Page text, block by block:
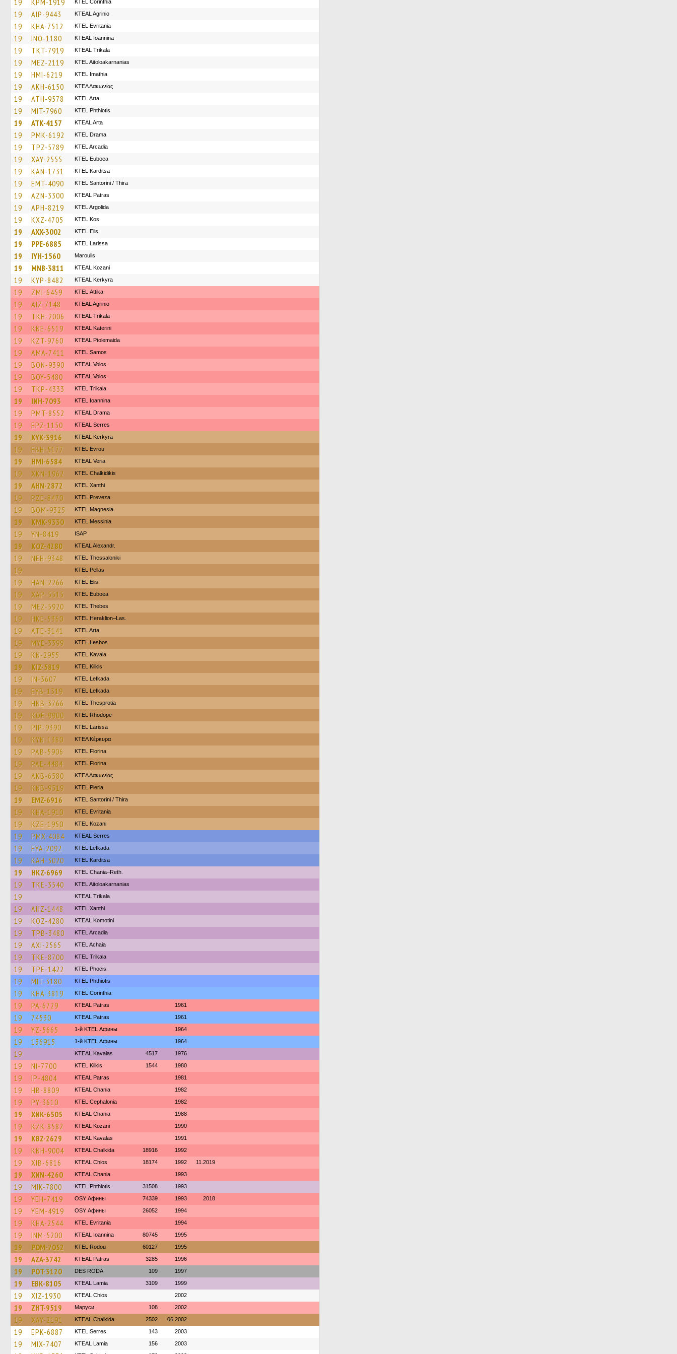
19 KPM-1919 KTEL Corinthia
19 AIP-9443 KTEAL Agrinio
19 KHA-7512 ΚΤΕL Evritania
19 INO-1180 KTEAL Ioannina
19 TKT-7919 KTEAL Trikala
19 MEZ-2119 KTEL Aitoloakarnanias
19 HMI-6219 KTEL Imathia
19 AKH-6150 ΚΤΕΛ Λακωνίας
19 ATH-9578 KTEL Arta
19 MIT-7960 ΚΤΕL Phthiotis
19 ATK-4157 KTEAL Arta
19 PMK-6192 KTEL Drama
19 TPZ-5789 KTEL Arcadia
19 XAY-2555 ΚΤΕL Euboea
19 KAN-1731 ΚΤΕL Karditsa
19 EMT-4090 KTEL Santorini / Thira
19 AZN-3300 KTEAL Patras
19 APH-8219 KTEL Argolida
19 KXZ-4705 KTEL Kos
19 AXX-3002 KTEL Elis
19 PPE-6885 KTEL Larissa
19 IYH-1560 Maroulis
19 MNB-3811 KTEAL Kozani
19 KYP-8482 KTEAL Kerkyra
19 ZMI-6459 KΤΕL Αttika
19 AIZ-7148 KTEAL Agrinio
19 TKH-2006 KTEAL Trikala
19 KNE-6519 KTEAL Katerini
19 KZT-9760 KTEAL Ptolemaida
19 AMA-7411 KTEL Samos
19 BON-9390 KTEAL Volos
19 BOY-5480 KTEAL Volos
19 TKP-4333 ΚΤΕL Τrikala
19 INH-7093 KTEL Ioannina
19 PMT-8552 KTEAL Drama
19 EPZ-1150 KTEAL Serres
19 KYK-3916 KTEAL Kerkyra
19 EBH-5177 KTEL Evrou
19 HMI-6584 KTEAL Veria
19 XKN-1962 ΚΤΕL Chalkidikis
19 AHN-2872 KTEL Xanthi
19 PZE-8470 KTEL Preveza
19 BOM-9325 ΚΤΕL Magnesia
19 KMK-9330 KTEL Messinia
19 YN-8419 ISAP
19 KOZ-4280 KTEAL Alexandr.
19 NEH-9348 KTEL Thessaloniki
19 KTEL Pellas
19 HAN-2266 KTEL Elis
19 XAP-5515 ΚΤΕL Euboea
19 MEZ-5920 KTEL Thebes
19 HKE-5360 KTEL Heraklion–Las.
19 ATE-3141 KTEL Arta
19 MYE-3399 KTEL Lesbos
19 KN-2955 KTEL Kavala
19 KIZ-5819 KTEL Kilkis
19 IN-3607 KTEL Lefkada
19 EYB-1319 KTEL Lefkada
19 HNB-3766 KTEL Thesprotia
19 KOE-9900 KTEL Rhodope
19 PIP-9390 KTEL Larissa
19 KYN-1380 ΚΤΕΛ Κέρκυρα
19 PAB-5906 KTEL Florina
19 PAE-4484 KTEL Florina
19 AKB-6580 ΚΤΕΛ Λακωνίας
19 KNB-9519 KTEL Pieria
19 EMZ-6916 KTEL Santorini / Thira
19 KHA-1910 ΚΤΕL Evritania
19 KZE-1950 ΚΤΕL Kozani
19 PMX-4084 KTEAL Serres
19 EYA-2092 KTEL Lefkada
19 KAH-3020 ΚΤΕL Karditsa
19 HKZ-6969 KTEL Chania–Reth.
19 TKE-3540 KTEL Aitoloakarnanias
19 KTEAL Trikala
19 AHZ-1448 KTEL Xanthi
19 KOZ-4280 KTEAL Komotini
19 TPB-3480 KTEL Arcadia
19 AXI-2565 KTEL Achaia
19 TKE-8700 ΚΤΕL Τrikala
19 TPE-1422 ΚΤΕL Phocis
19 MIT-3180 ΚΤΕL Phthiotis
19 KHA-3819 KTEL Corinthia
19 PA-6729 KTEAL Patras 1961
19 74530 KTEAL Patras 1961
19 YZ-5665 1-й KTEL Афины 1964
19 136915 1-й KTEL Афины 1964
19 KTEAL Kavalas 4517 1976
19 NI-7700 KTEL Kilkis 1544 1980
19 IP-4804 KTEAL Patras 1981
19 HB-8809 KTEAL Chania 1982
19 PY-3610 KTEL Cephalonia 1982
19 XNK-6505 KTEAL Chania 1988
19 KZK-8582 KTEAL Kozani 1990
19 KBZ-2629 KTEAL Kavalas 1991
19 KNH-9004 KTEAL Chalkida 18916 1992
19 XIB-6816 KTEAL Chios 18174 1992 11.2019
19 XNN-4260 KTEAL Chania 1993
19 MIK-7800 ΚΤΕL Phthiotis 31508 1993
19 YEH-7419 OSY Афины 74339 1993 2018
19 YEM-4919 OSY Афины 26052 1994
19 KHA-2544 ΚΤΕL Evritania 1994
19 INM-5200 KTEAL Ioannina 80745 1995
19 POM-7052 ΚΤΕL Rodou 60127 1995
19 AZA-3742 KTEAL Patras 3285 1996
19 POT-3120 DES RODA 109 1997
19 EBK-8105 KTEAL Lamia 3109 1999
19 XIZ-1930 KTEAL Chios 2002
19 ZHT-9519 Маруси 108 2002
19 XAY-2191 KTEAL Chalkida 2502 06.2002
19 EPK-6887 KTEL Serres 143 2003
19 MIX-7407 KTEAL Lamia 156 2003